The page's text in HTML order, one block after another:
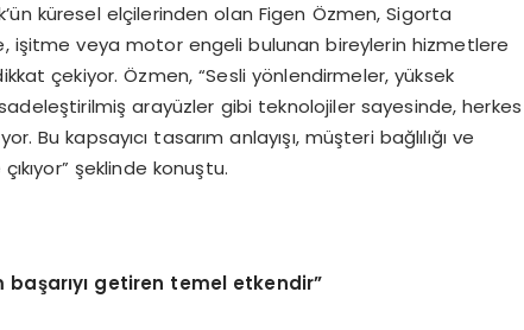
küresel elçilerinden olan Figen Özmen, Sigorta
işitme veya motor engeli bulunan bireylerin hizmetlere
çekiyor. Özmen, “Sesli yönlendirmeler, yüksek
arayüzler gibi teknolojiler sayesinde, herkes
kapsayıcı tasarım anlayışı, müşteri bağlılığı ve
şeklinde konuştu.
başarıyı getiren temel etkendir”